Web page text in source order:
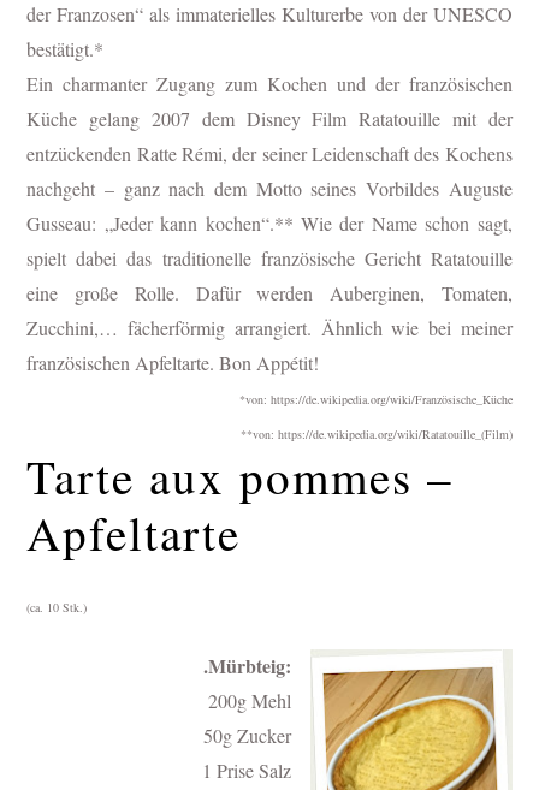
der Franzosen“ als immaterielles Kulturerbe von der UNESCO
bestätigt.*
Ein charmanter Zugang zum Kochen und der französischen
Küche gelang 2007 dem Disney Film Ratatouille mit der
entzückenden Ratte Rémi, der seiner Leidenschaft des Kochens
nachgeht – ganz nach dem Motto seines Vorbildes Auguste
Gusseau: „Jeder kann kochen“.** Wie der Name schon sagt,
spielt dabei das traditionelle französische Gericht Ratatouille
eine große Rolle. Dafür werden Auberginen, Tomaten,
Zucchini,… fächerförmig arrangiert. Ähnlich wie bei meiner
französischen Apfeltarte. Bon Appétit!
*von: https://de.wikipedia.org/wiki/Französische_Küche
**von: https://de.wikipedia.org/wiki/Ratatouille_(Film)
Tarte aux pommes –
Apfeltarte
(ca. 10 Stk.)
.Mürbteig:
200g Mehl
50g Zucker
1 Prise Salz